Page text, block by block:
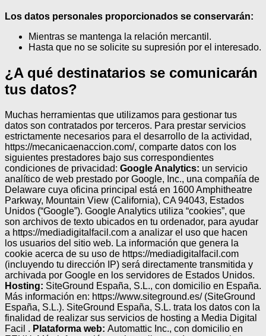
Los datos personales proporcionados se conservarán:
Mientras se mantenga la relación mercantil.
Hasta que no se solicite su supresión por el interesado.
¿A qué destinatarios se comunicarán
tus datos?
Muchas herramientas que utilizamos para gestionar tus
datos son contratados por terceros. Para prestar servicios
estrictamente necesarios para el desarrollo de la actividad,
https://mecanicaenaccion.com/, comparte datos con los
siguientes prestadores bajo sus correspondientes
condiciones de privacidad: Google Analytics: un servicio
analítico de web prestado por Google, Inc., una compañía de
Delaware cuya oficina principal está en 1600 Amphitheatre
Parkway, Mountain View (California), CA 94043, Estados
Unidos (“Google”). Google Analytics utiliza “cookies”, que
son archivos de texto ubicados en tu ordenador, para ayudar
a https://mediadigitalfacil.com a analizar el uso que hacen
los usuarios del sitio web. La información que genera la
cookie acerca de su uso de https://mediadigitalfacil.com
(incluyendo tu dirección IP) será directamente transmitida y
archivada por Google en los servidores de Estados Unidos.
Hosting: SiteGround España, S.L., con domicilio en España.
Más información en: https://www.siteground.es/ (SiteGround
España, S.L.). SiteGround España, S.L. trata los datos con la
finalidad de realizar sus servicios de hosting a Media Digital
Facil . Plataforma web: Automattic Inc., con domicilio en